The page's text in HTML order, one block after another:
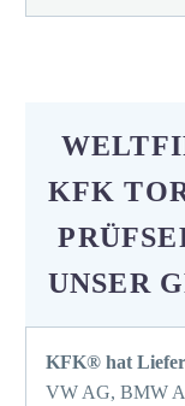
KFK
UNSER
KFK® hat
VW AG, BMW